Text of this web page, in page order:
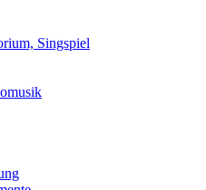
Singspiel